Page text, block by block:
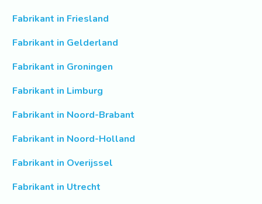
Fabrikant in Friesland
Fabrikant in Gelderland
Fabrikant in Groningen
Fabrikant in Limburg
Fabrikant in Noord-Brabant
Fabrikant in Noord-Holland
Fabrikant in Overijssel
Fabrikant in Utrecht